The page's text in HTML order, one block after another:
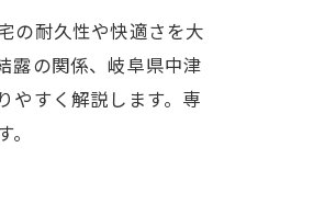
の耐久性や快適さを大
露の関係、岐阜県中津
やすく解説します。専